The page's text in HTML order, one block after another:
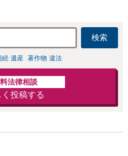
検索
続 遺産 著作物 違法
法律相談
く投稿する